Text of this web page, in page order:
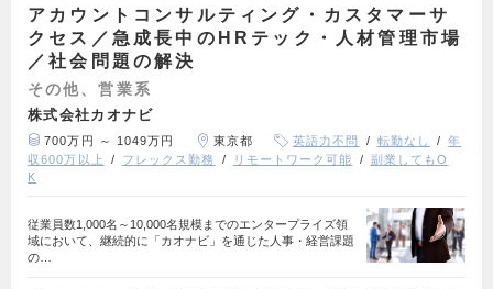
アカウントコンサルティング・カスタマーサ
クセス／急成長中のHRテック・人材管理市場
／社会問題の解決
その他、営業系
株式会社カオナビ
700万円 ～ 1049万円 東京都 英語力不問 転勤なし
年
収600万以上
フレックス勤務 リモートワーク可能
副業してもO
K
従業員数1,000名～10,000名規模までのエンタープライズ領
域において、継続的に「カオナビ」を通じた人事・経営課題
の…